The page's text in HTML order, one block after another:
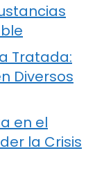
Tratada:
Diversos
en el
la Crisis